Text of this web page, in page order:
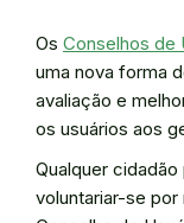
Os Conselhos de
uma nova forma
avaliação e
os usuários aos
Qualquer
voluntariar-se